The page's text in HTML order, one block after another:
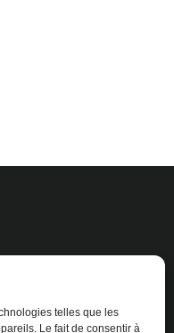
telles que les
Le fait de consentir à